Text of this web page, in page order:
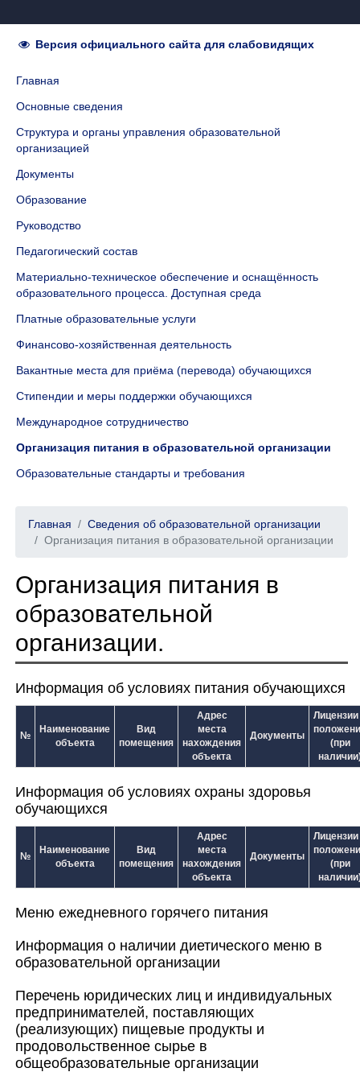
Версия официального сайта для слабовидящих
Главная
Основные сведения
Структура и органы управления образовательной
организацией
Документы
Образование
Руководство
Педагогический состав
Материально-техническое обеспечение и оснащённость
образовательного процесса. Доступная среда
Платные образовательные услуги
Финансово-хозяйственная деятельность
Вакантные места для приёма (перевода) обучающихся
Стипендии и меры поддержки обучающихся
Международное сотрудничество
Организация питания в образовательной организации
Образовательные стандарты и требования
Главная
Сведения об образовательной организации
Организация питания в образовательной организации
Организация питания в
образовательной
организации.
Информация об условиях питания обучающихся
№
Наименование
объекта
Вид
помещения
Адрес
места
нахождения
объекта
Документы
Лицензии
(при
Информация об условиях охраны здоровья
обучающихся
№
Наименование
объекта
Вид
помещения
Адрес
места
нахождения
объекта
Документы
Лицензии
(при
Меню ежедневного горячего питания
Информация о наличии диетического меню в
образовательной организации
Перечень юридических лиц и индивидуальных
предпринимателей, поставляющих
(реализующих) пищевые продукты и
продовольственное сырье в
общеобразовательные организации